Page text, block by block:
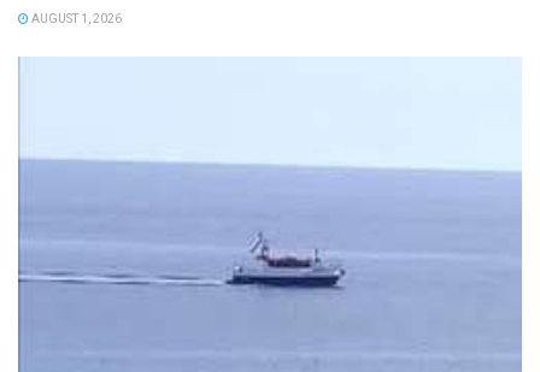
AUGUST 1, 2026